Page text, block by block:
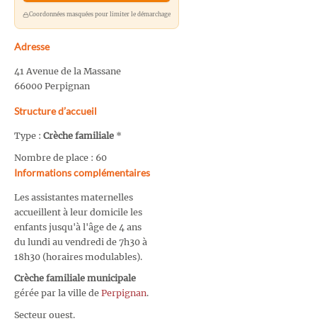
Coordonnées masquées pour limiter le démarchage
Adresse
41 Avenue de la Massane
66000 Perpignan
Structure d’accueil
Type : Crèche familiale *
Nombre de place : 60
Informations complémentaires
Les assistantes maternelles
accueillent à leur domicile les
enfants jusqu'à l'âge de 4 ans
du lundi au vendredi de 7h30 à
18h30 (horaires modulables).
Crèche familiale municipale
gérée par la ville de Perpignan.
Secteur ouest.